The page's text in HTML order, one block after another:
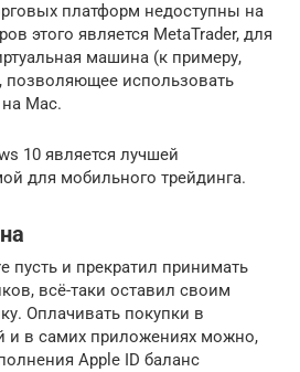
платформ недоступны на
этого является MetaTrader, для
машина (к примеру,
позволяющее использовать
Mac.
10 является лучшей
для мобильного трейдинга.
пусть и прекратил принимать
всё-таки оставил своим
Оплачивать покупки в
и в самих приложениях можно,
Apple ID баланс